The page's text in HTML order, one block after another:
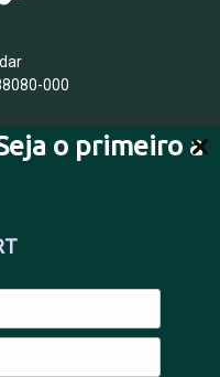
o primeiro a
000